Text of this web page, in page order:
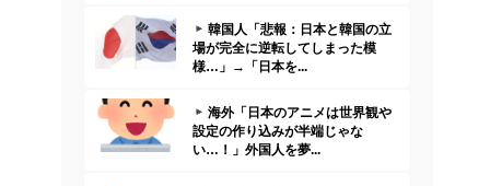
韓国人「悲報：日本と韓国の立
場が完全に逆転してしまった模
様…」→「日本を...
海外「日本のアニメは世界観や
設定の作り込みが半端じゃな
い…！」外国人を夢...